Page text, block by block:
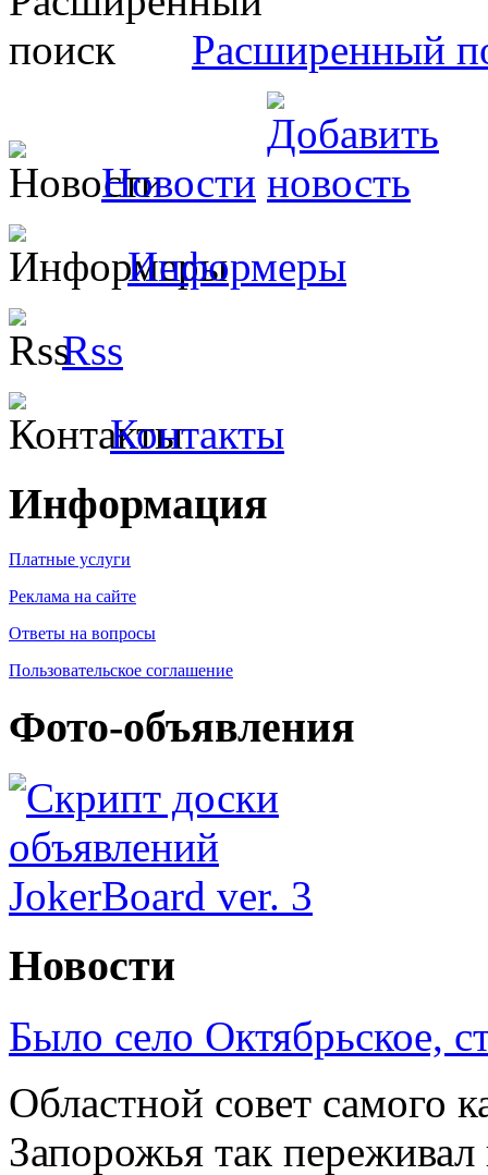
Расширенный
Новости
Информеры
Rss
Контакты
Информация
Платные услуги
Реклама на сайте
Ответы на вопросы
Пользовательское соглашение
Фото-объявления
Новости
Было село Октябрьское,
Областной совет самого
Запорожья так